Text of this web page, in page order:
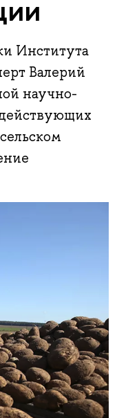
Института
Валерий
научно-